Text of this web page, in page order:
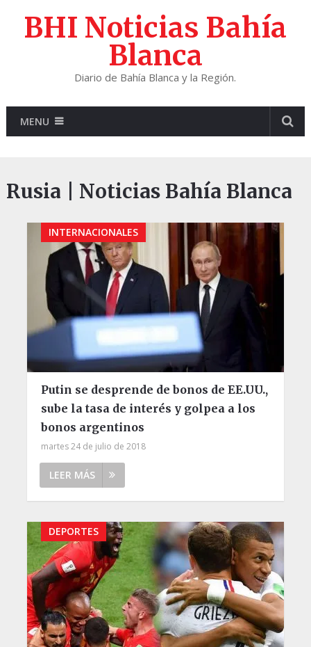
BHI Noticias Bahía
Blanca
Diario de Bahía Blanca y la Región.
MENU
Rusia | Noticias Bahía Blanca
INTERNACIONALES
Putin se desprende de bonos de EE.UU.,
sube la tasa de interés y golpea a los
bonos argentinos
martes 24 de julio de 2018
LEER MÁS
DEPORTES